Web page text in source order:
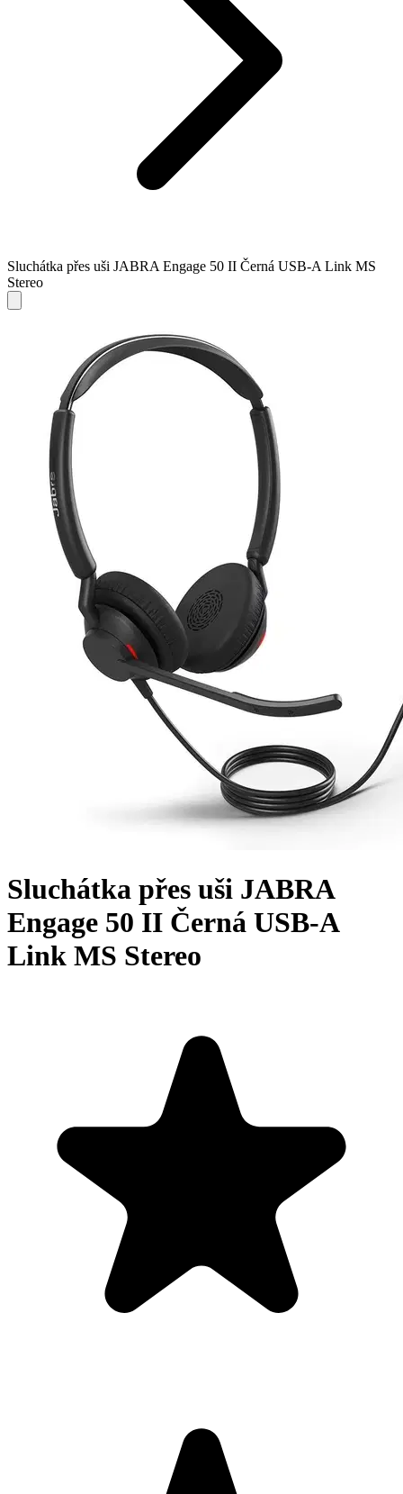
Sluchátka přes uši JABRA Engage 50 II Černá USB-A Link MS
Stereo
Sluchátka přes uši JABRA
Engage 50 II Černá USB-A
Link MS Stereo